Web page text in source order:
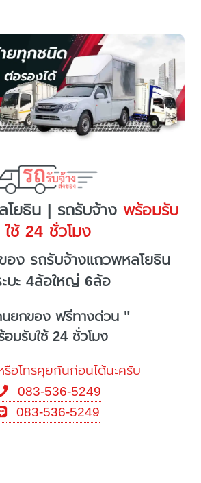
โยธิน | รถรับจ้างพร้อมรับ
ใช้ 24 ชั่วโมง
อง รถรับจ้างแถวพหลโยธิน
บะ 4ล้อใหญ่ 6ล้อ
ยกของ ฟรีทางด่วน "
มรับใช้ 24 ชั่วโมง
รือโทรคุยกันก่อนได้นะครับ
083-536-5249
083-536-5249